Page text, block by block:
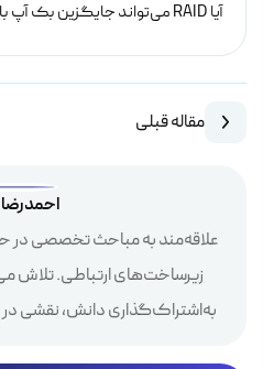
آیا RAID می‌تواند جایگزین بک آپ باشد؟
مقاله قبلی
احمدرضا
علاقه‌مند به مباحث تخصصی در
زیرساخت‌های ارتباطی. تلاش
به‌اشتراک‌گذاری دانش، نقشی در